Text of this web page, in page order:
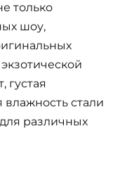
только
шоу,
густая
стали
различных